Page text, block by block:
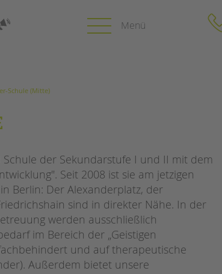
PROFIL | LEITBILD
Kinder- und Jugendschutz
Unsere Videos
Gesellschafter VdK
schoolcoach BTL
tandem international
tandem als
NEWS/BLOG
PRESSE
Pfeffer-Schule (Mitte)
Schule (Mitte)
der Sekundarstufe I und II mit dem
Seit 2008 ist sie am jetzigen
Berlin: Der Alexanderplatz, der
sind in direkter Nähe. In der
werden ausschließlich
im Bereich der „Geistigen
und auf therapeutische
Außerdem bietet unsere